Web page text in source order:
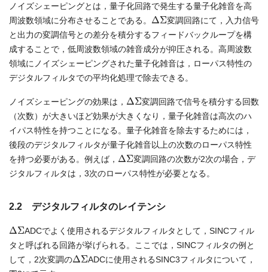
ノイズシェーピングとは，量子化回路で発生する量子化雑音を高
周波数領域に分布させることである。
Δ Σ変調回路にて，入力信号
と出力の変調信号との差分を積分するフィードバックループを構
成することで，低周波数領域の雑音成分が抑圧される。高周波数
領域にノイズシェーピングされた量子化雑音は，ローパス特性の
デジタルフィルタでの平均化処理で除去できる。
ノイズシェーピングの効果は， Δ Σ変調回路で信号を積分する回数
（次数）が大きいほど効果が大きくなり，量子化雑音は高次のハ
イパス特性を持つことになる。量子化雑音を除去するためには，
後段のデジタルフィルタが量子化雑音以上の次数のローパス特性
を持つ必要がある。例えば，
Δ Σ変調回路の次数が2次の場合，デ
ジタルフィルタは，3次のローパス特性が必要となる。
2.2 デジタルフィルタのレイテンシ
Δ ΣADCでよく使用されるデジタルフィルタとして，SINCフィル
タと呼ばれる回路が挙げられる。ここでは，SINCフィルタの例と
して，2次変調の Δ ΣADCに使用されるSINC3フィルタについて，